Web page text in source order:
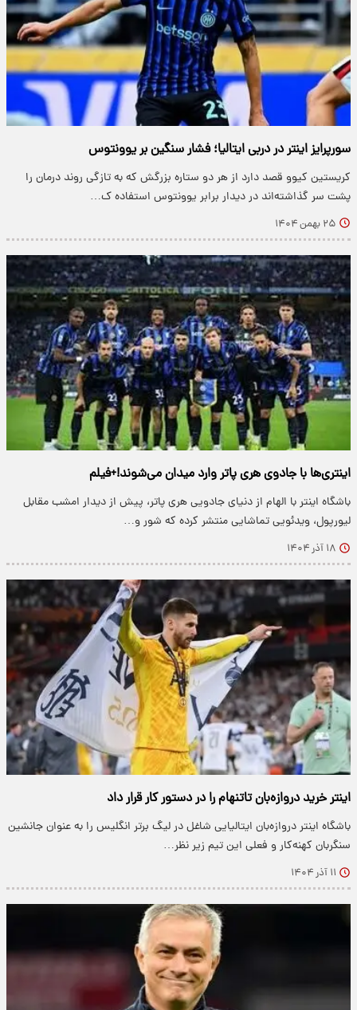
سورپرایز اینتر در دربی ایتالیا؛ فشار سنگین بر یوونتوس
کریستین کیوو قصد دارد از هر دو ستاره بزرگش که به تازگی روند درمان را
پشت سر گذاشته‌اند در دیدار برابر یوونتوس استفاده ک…
۲۵ بهمن ۱۴۰۴
اینتری‌ها با جادوی هری پاتر وارد میدان می‌شوند!+فیلم
باشگاه اینتر با الهام از دنیای جادویی هری پاتر، پیش از دیدار امشب مقابل
لیورپول، ویدئویی تماشایی منتشر کرده که شور و…
۱۸ آذر ۱۴۰۴
اینتر خرید دروازه‌بان تاتنهام را در دستور کار قرار داد
باشگاه اینتر دروازه‌بان ایتالیایی شاغل در لیگ برتر انگلیس را به عنوان جانشین
سنگربان کهنه‌کار و فعلی این تیم زیر نظر…
۱۱ آذر ۱۴۰۴